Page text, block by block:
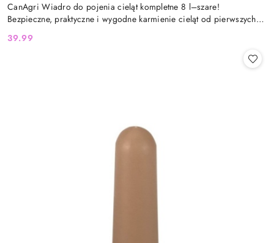
CanAgri Wiadro do pojenia cieląt kompletne 8 l–szare!
Bezpieczne, praktyczne i wygodne karmienie cieląt od pierwszych
Cena:
39.99